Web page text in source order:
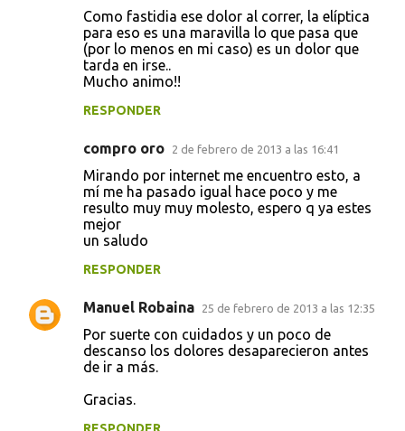
Como fastidia ese dolor al correr, la elíptica
para eso es una maravilla lo que pasa que
(por lo menos en mi caso) es un dolor que
tarda en irse..
Mucho animo!!
RESPONDER
compro oro 2 de febrero de 2013 a las 16:41
Mirando por internet me encuentro esto, a
mí me ha pasado igual hace poco y me
resulto muy muy molesto, espero q ya estes
mejor
un saludo
RESPONDER
Manuel Robaina 25 de febrero de 2013 a las 12:35
Por suerte con cuidados y un poco de
descanso los dolores desaparecieron antes
de ir a más.
Gracias.